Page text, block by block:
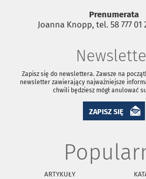
Prenumerata
Joanna Knopp, tel. 58 777 01
Zapisz się do newslettera. Zawsze na
newsletter zawierający najważniejsze
chwili będziesz mógł anulować
ZAPISZ SIĘ
ARTYKUŁY